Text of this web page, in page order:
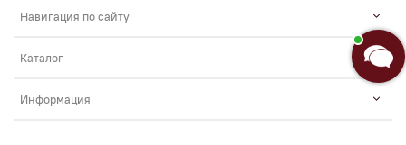
Навигация по сайту
Каталог
Информация